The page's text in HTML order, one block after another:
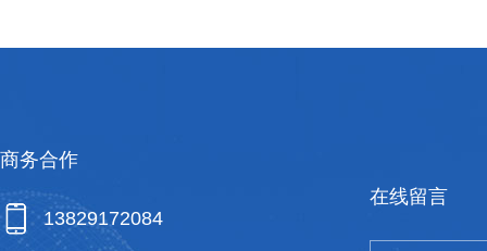
商务合作
13829172084
在线留言